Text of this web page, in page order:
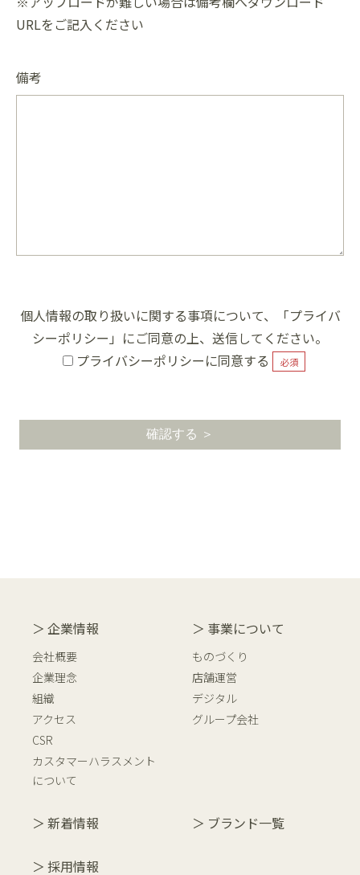
URLをご記入ください
備考
個人情報の取り扱いに関する事項について、「プライバ
シーポリシー 」にご同意の上、送信してください。
プライバシーポリシーに同意する
必須
企業情報
会社概要
企業理念
組織
アクセス
CSR
カスタマーハラスメント
について
事業について
ものづくり
店舗運営
デジタル
グループ会社
新着情報 ブランド一覧
採用情報